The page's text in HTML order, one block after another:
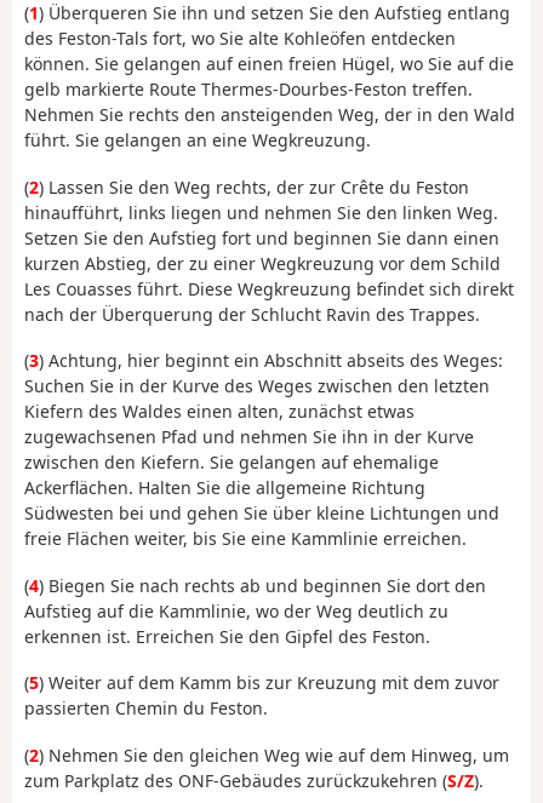
(1) Überqueren Sie ihn und setzen Sie den Aufstieg entlang
des Feston-Tals fort, wo Sie alte Kohleöfen entdecken
können. Sie gelangen auf einen freien Hügel, wo Sie auf die
gelb markierte Route Thermes-Dourbes-Feston treffen.
Nehmen Sie rechts den ansteigenden Weg, der in den Wald
führt. Sie gelangen an eine Wegkreuzung.
(2) Lassen Sie den Weg rechts, der zur Crête du Feston
hinaufführt, links liegen und nehmen Sie den linken Weg.
Setzen Sie den Aufstieg fort und beginnen Sie dann einen
kurzen Abstieg, der zu einer Wegkreuzung vor dem Schild
Les Couasses führt. Diese Wegkreuzung befindet sich direkt
nach der Überquerung der Schlucht Ravin des Trappes.
(3) Achtung, hier beginnt ein Abschnitt abseits des Weges:
Suchen Sie in der Kurve des Weges zwischen den letzten
Kiefern des Waldes einen alten, zunächst etwas
zugewachsenen Pfad und nehmen Sie ihn in der Kurve
zwischen den Kiefern. Sie gelangen auf ehemalige
Ackerflächen. Halten Sie die allgemeine Richtung
Südwesten bei und gehen Sie über kleine Lichtungen und
freie Flächen weiter, bis Sie eine Kammlinie erreichen.
(4) Biegen Sie nach rechts ab und beginnen Sie dort den
Aufstieg auf die Kammlinie, wo der Weg deutlich zu
erkennen ist. Erreichen Sie den Gipfel des Feston.
(5) Weiter auf dem Kamm bis zur Kreuzung mit dem zuvor
passierten Chemin du Feston.
(2) Nehmen Sie den gleichen Weg wie auf dem Hinweg, um
zum Parkplatz des ONF-Gebäudes zurückzukehren (S/Z).